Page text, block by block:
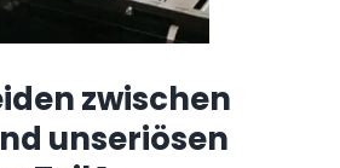
Sofort Analyse
zwischen
unseriösen